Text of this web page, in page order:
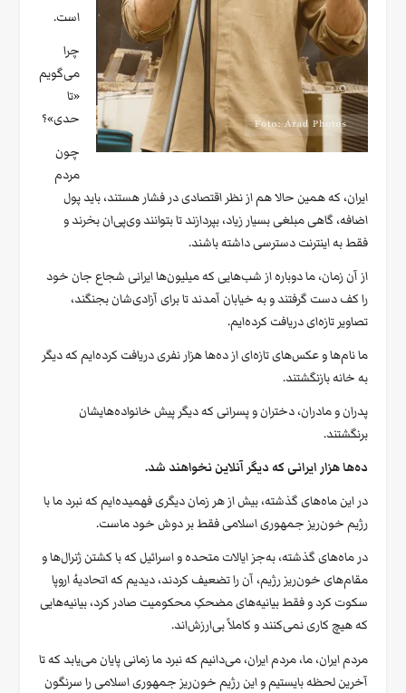
است.
چرا
می‌گویم
«تا
حدی»؟
چون
مردم
ایران، که همین حالا هم از نظر اقتصادی در فشار هستند، باید پول
اضافه، گاهی مبلغی بسیار زیاد، بپردازند تا بتوانند وی‌پی‌ان بخرند و
فقط به اینترنت دسترسی داشته باشند.
از آن زمان، ما دوباره از شب‌هایی که میلیون‌ها ایرانی شجاع جان خود
را کف دست گرفتند و به خیابان آمدند تا برای آزادی‌شان بجنگند،
تصاویر تازه‌ای دریافت کرده‌ایم.
ما نام‌ها و عکس‌های تازه‌ای از ده‌ها هزار نفری دریافت کرده‌ایم که دیگر
به خانه بازنگشتند.
پدران و مادران، دختران و پسرانی که دیگر پیش خانواده‌هایشان
برنگشتند.
ده‌ها هزار ایرانی که دیگر آنلاین نخواهند شد.
در این ماه‌های گذشته، بیش از هر زمان دیگری فهمیده‌ایم که نبرد ما با
رژیم خون‌ریز جمهوری اسلامی فقط بر دوش خود ماست.
در ماه‌های گذشته، به‌جز ایالات متحده و اسرائیل که با کشتن ژنرال‌ها و
مقام‌های خون‌ریز رژیم، آن را تضعیف کردند، دیدیم که اتحادیهٔ اروپا
سکوت کرد و فقط بیانیه‌های مضحکِ محکومیت صادر کرد، بیانیه‌هایی
که هیچ کاری نمی‌کنند و کاملاً بی‌ارزش‌اند.
مردم ایران، ما، مردم ایران، می‌دانیم که نبرد ما زمانی پایان می‌یابد که تا
آخرین لحظه بایستیم و این رژیم خون‌ریز جمهوری اسلامی را سرنگون